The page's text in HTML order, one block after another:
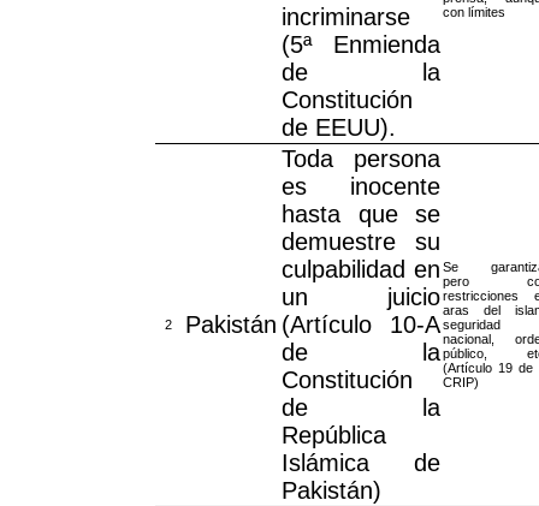
incriminarse
(5ª Enmienda
de la
Constitución
de EEUU).
con límites
2 Pakistán
Toda persona
es inocente
hasta que se
demuestre su
culpabilidad en
un juicio
(Artículo 10-A
de la
Constitución
de la
República
Islámica de
Pakistán)
Se
pero
restricciones
aras del
seguridad
nacional,
público,
(Artículo 19 de
CRIP)